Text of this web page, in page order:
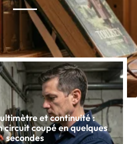
et continuité :
circuit coupé en quelques
secondes